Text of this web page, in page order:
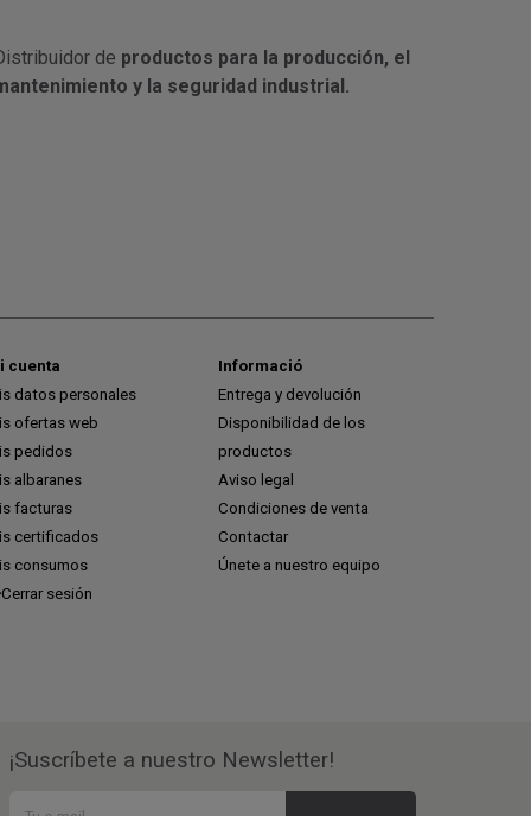
de productos para la producción, el
y la seguridad industrial.
cuenta
datos personales
ofertas web
pedidos
albaranes
facturas
certificados
consumos
Cerrar sesión
Informació
Entrega y devolución
Disponibilidad de los
productos
Aviso legal
Condiciones de venta
Contactar
Únete a nuestro equipo
¡Suscríbete a nuestro Newsletter!